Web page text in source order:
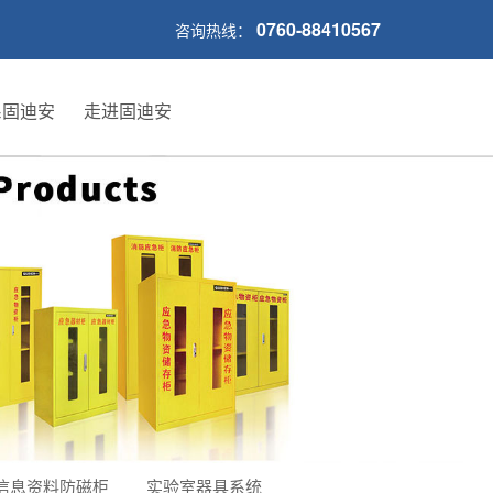
咨询热线： 0760-88410567
迪安 走进固迪安
息资料防磁柜
实验室器具系统